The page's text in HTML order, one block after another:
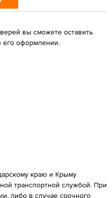
вы сможете оставить
его оформлении.
краю и Крыму
транспортной службой. При
либо в случае срочного